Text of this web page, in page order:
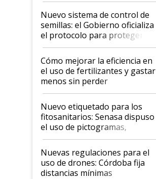
Nuevo sistema de control de
semillas: el Gobierno oficializa
el protocolo para proteger la
propiedad intelectual
Cómo mejorar la eficiencia en
el uso de fertilizantes y gastar
menos sin perder
productividad en la campaña
fina
Nuevo etiquetado para los
fitosanitarios: Senasa dispuso
el uso de pictogramas,
palabras de advertencia e
indicaciones
Nuevas regulaciones para el
uso de drones: Córdoba fija
distancias mínimas